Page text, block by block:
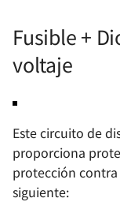
Fusible +
voltaje
Este circuito de
proporciona
protección
siguiente: